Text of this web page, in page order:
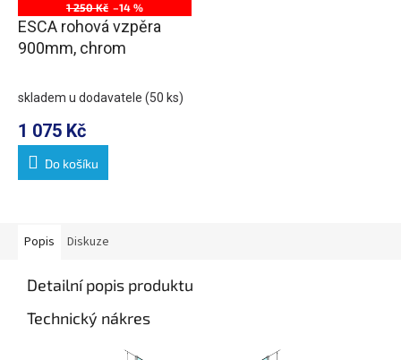
1 250 Kč –14 %
ESCA rohová vzpěra
900mm, chrom
skladem u dodavatele (50 ks)
1 075 Kč
Do košíku
Popis Diskuze
Detailní popis produktu
Technický nákres